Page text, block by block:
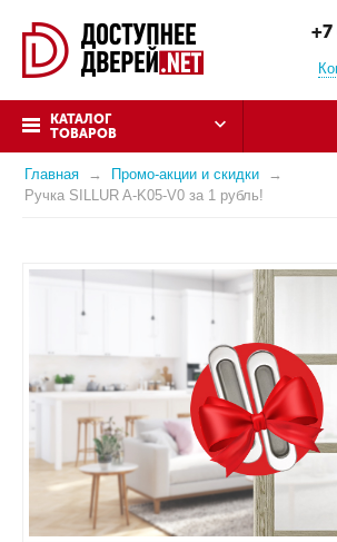
+7
КАТАЛОГ
ТОВАРОВ
Главная
Промо-акции и скидки
Ручка SILLUR A-K05-V0 за 1 рубль!